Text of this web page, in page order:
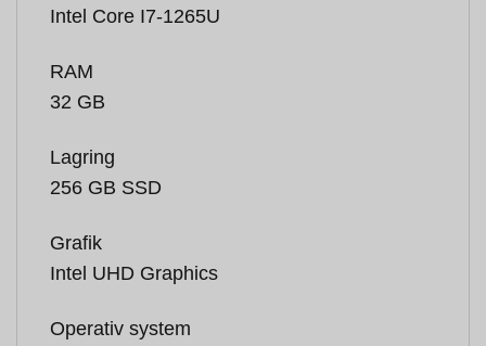
Intel Core I7-1265U
RAM
32 GB
Lagring
256 GB SSD
Grafik
Intel UHD Graphics
Operativ system